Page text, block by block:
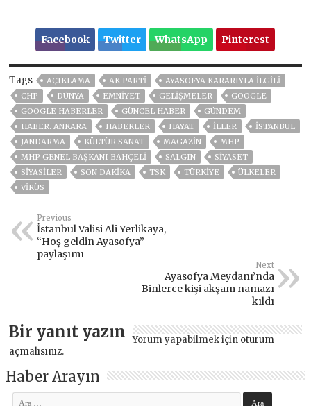
Facebook Twitter WhatsApp Pinterest
Tags AÇIKLAMA AK PARTİ
AYASOFYA KARARIYLA ILGILI
CHP
DÜNYA EMNİYET GELIŞMELER
GOOGLE
GOOGLE HABERLER
GÜNCEL HABER
GÜNDEM
HABER. ANKARA
HABERLER HAYAT İLLER
ISTANBUL
JANDARMA
KÜLTÜR SANAT MAGAZİN
MHP
MHP GENEL BAŞKANI BAHÇELI
SALGIN
SİYASET
SİYASİLER
SON DAKIKA TSK TÜRKİYE
ÜLKELER
VIRÜS
Previous
İstanbul Valisi Ali Yerlikaya,
“Hoş geldin Ayasofya”
paylaşımı
Next
Ayasofya Meydanı’nda
Binlerce kişi akşam namazı
kıldı
Bir yanıt yazın Yorum yapabilmek için oturum
açmalısınız.
Haber Arayın